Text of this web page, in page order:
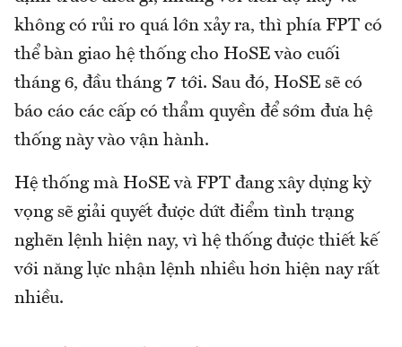
không có rủi ro quá lớn xảy ra, thì phía FPT có
thể bàn giao hệ thống cho HoSE vào cuối
tháng 6, đầu tháng 7 tới. Sau đó, HoSE sẽ có
báo cáo các cấp có thẩm quyền để sớm đưa hệ
thống này vào vận hành.
Hệ thống mà HoSE và FPT đang xây dựng kỳ
vọng sẽ giải quyết được dứt điểm tình trạng
nghẽn lệnh hiện nay, vì hệ thống được thiết kế
với năng lực nhận lệnh nhiều hơn hiện nay rất
nhiều.